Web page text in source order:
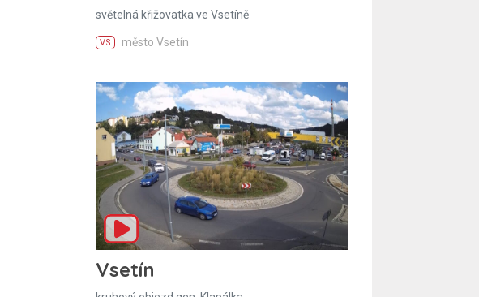
světelná křižovatka ve Vsetíně
VS město Vsetín
Vsetín